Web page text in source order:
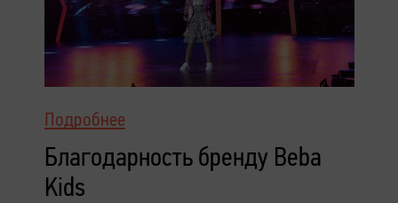
Подробнее
Благодарность бренду Beba
Kids